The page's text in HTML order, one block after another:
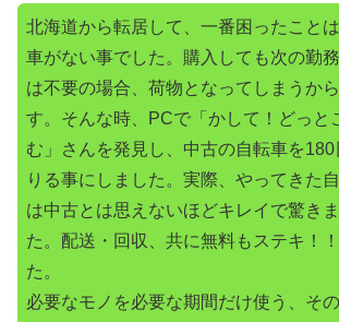
北海道から転居して、一番困ったこと
車がない事でした。購入しても次の勤
は不要の場合、荷物となってしまうか
す。そんな時、PCで「かして！どっと
む」さんを発見し、中古の自転車を180
りる事にしました。実際、やってきた
は中古とは思えないほどキレイで驚き
た。配送・回収、共に無料もステキ！
た。
必要なモノを必要な期間だけ使う、そ